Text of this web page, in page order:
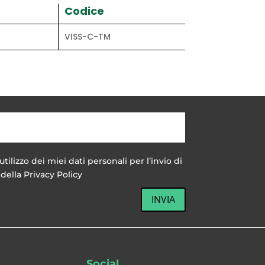
Codice
VISS-C-TM
dei miei dati personali per l’invio di
Privacy Policy
INVIA